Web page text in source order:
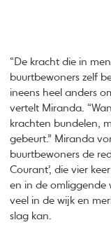
“De kracht die in
buurtbewoners zelf
ineens heel anders
vertelt Miranda.
krachten bundelen,
gebeurt.” Miranda
buurtbewoners de
Courant’, die vier
en in de omliggende
veel in de wijk en
slag kan.